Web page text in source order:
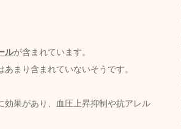
ルが含まれています。
まり含まれていないそうです。
果があり、血圧上昇抑制や抗アレル